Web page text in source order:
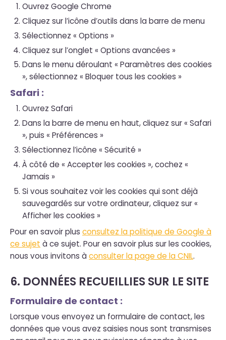
Ouvrez Google Chrome
Cliquez sur l’icône d’outils dans la barre de menu
Sélectionnez « Options »
Cliquez sur l’onglet « Options avancées »
Dans le menu déroulant « Paramètres des cookies
», sélectionnez « Bloquer tous les cookies »
Safari :
Ouvrez Safari
Dans la barre de menu en haut, cliquez sur « Safari
», puis « Préférences »
Sélectionnez l’icône « Sécurité »
À côté de « Accepter les cookies », cochez «
Jamais »
Si vous souhaitez voir les cookies qui sont déjà
sauvegardés sur votre ordinateur, cliquez sur «
Afficher les cookies »
Pour en savoir plus consultez la politique de Google à
ce sujet à ce sujet. Pour en savoir plus sur les cookies,
nous vous invitons à consulter la page de la CNIL.
6. DONNÉES RECUEILLIES SUR LE SITE
Formulaire de contact :
Lorsque vous envoyez un formulaire de contact, les
données que vous avez saisies nous sont transmises